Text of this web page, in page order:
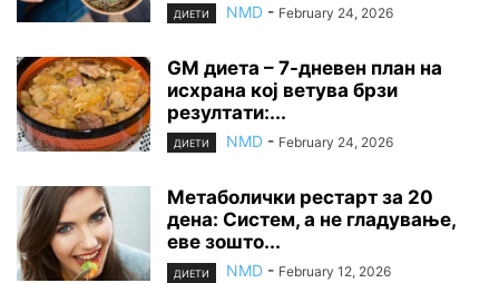
ДИЕТИ NMD - February 24, 2026
GM диета – 7-дневен план на
исхрана кој ветува брзи
резултати:...
ДИЕТИ NMD - February 24, 2026
Метаболички рестарт за 20
дена: Систем, а не гладување,
еве зошто...
ДИЕТИ NMD - February 12, 2026